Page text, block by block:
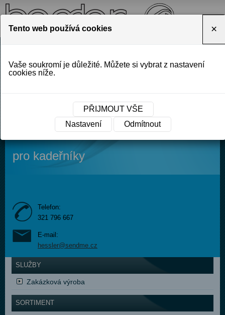
KONTAKT
Výrobce profesionální vlasové
kosmetiky
pro kadeřníky
Telefon:
321 796 667
E-mail:
hessler@sendme.cz
SLUŽBY
Zakázková výroba
SORTIMENT
Tento web používá cookies ×
Vaše soukromí je důležité. Můžete si vybrat z nastavení
cookies níže.
PŘIJMOUT VŠE
Nastavení
Odmítnout